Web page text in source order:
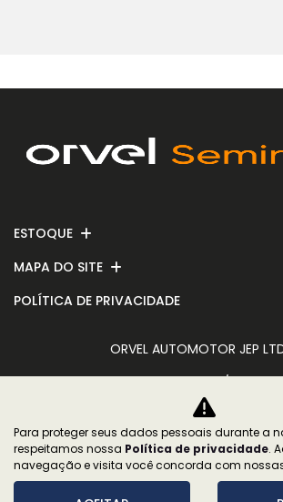
ESTOQUE
MAPA DO SITE
POLÍTICA DE PRIVACIDADE
ORVEL AUTOMOTOR JEP
No trânsito, enxergar o outro
Para proteger seus dados pessoais durante a
respeitamos nossa Política de privacidade.
navegação e visita você concorda com